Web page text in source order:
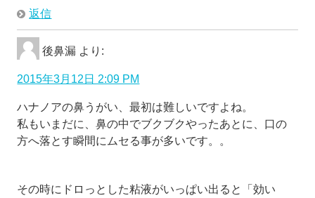
返信
後鼻漏 より:
2015年3月12日 2:09 PM
ハナノアの鼻うがい、最初は難しいですよね。
私もいまだに、鼻の中でブクブクやったあとに、口の
方へ落とす瞬間にムセる事が多いです。。
その時にドロっとした粘液がいっぱい出ると「効い